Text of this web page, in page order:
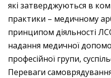
які затверджуються в
практики – медичному
принципом діяльності
надання медичної
професійної групи,
Переваги